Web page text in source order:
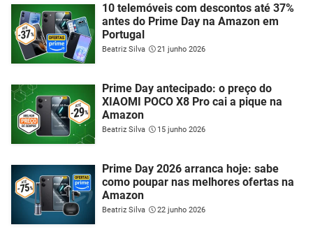
10 telemóveis com descontos até 37%
antes do Prime Day na Amazon em
Portugal
Beatriz Silva 21 junho 2026
Prime Day antecipado: o preço do
XIAOMI POCO X8 Pro cai a pique na
Amazon
Beatriz Silva 15 junho 2026
Prime Day 2026 arranca hoje: sabe
como poupar nas melhores ofertas na
Amazon
Beatriz Silva 22 junho 2026